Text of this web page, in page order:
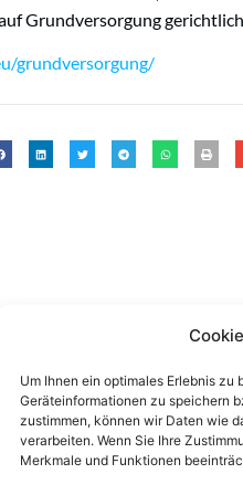
Um Ihnen ein optimales Erlebnis
Geräteinformationen zu speichern
zustimmen, können wir Daten wie
verarbeiten. Wenn Sie Ihre
Merkmale und Funktionen
Grundversorgung
grundversorgung/
einen Anwalt